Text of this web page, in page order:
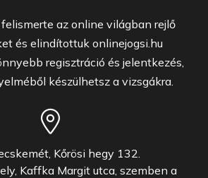
az online világban rejlő
és elindítottuk onlinejogsi.hu
regisztráció és jelentkezés,
készülhetsz a vizsgákra.
Kőrösi hegy 132.
Kaffka Margit utca, szemben a